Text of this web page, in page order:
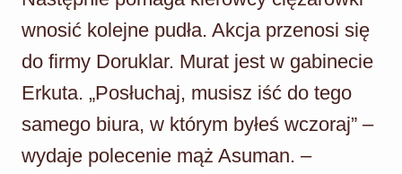
wnosić kolejne pudła. Akcja przenosi się
do firmy Doruklar. Murat jest w gabinecie
Erkuta. „Posłuchaj, musisz iść do tego
samego biura, w którym byłeś wczoraj” –
wydaje polecenie mąż Asuman. –